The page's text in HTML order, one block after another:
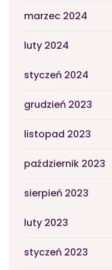
marzec 2024
luty 2024
styczeń 2024
grudzień 2023
listopad 2023
październik 2023
sierpień 2023
luty 2023
styczeń 2023